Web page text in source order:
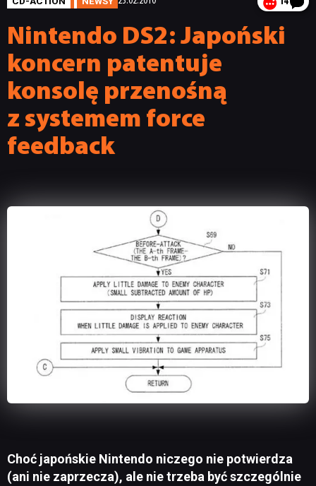
Nintendo DS2: Japoński
koncern patentuje
konsolę przenośną
z systemem force
feedback
Choć japońskie Nintendo niczego nie potwierdza
(ani nie zaprzecza), ale nie trzeba być szczególnie